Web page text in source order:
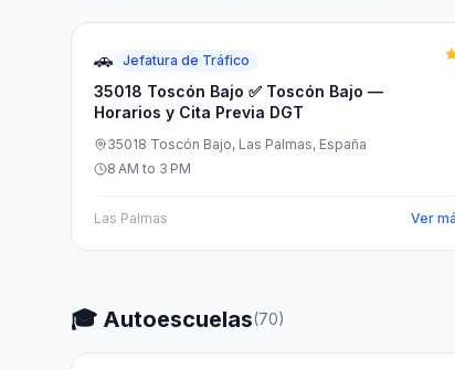
🚗 Jefatura de Tráfico
35018 Toscón Bajo ✅ Toscón Bajo —
Horarios y Cita Previa DGT
35018 Toscón Bajo, Las Palmas, España
8 AM to 3 PM
Las Palmas Ver
🎓 Autoescuelas(70)